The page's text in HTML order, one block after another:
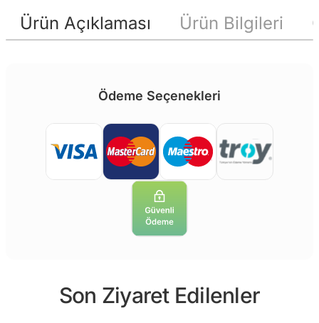
Ürün Açıklaması Ürün Bilgileri
Ödeme Seçenekleri
Son Ziyaret Edilenler